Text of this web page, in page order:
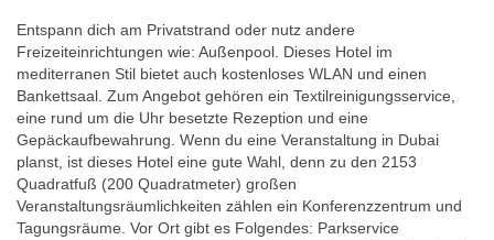
Entspann dich am Privatstrand oder nutz andere
Freizeiteinrichtungen wie: Außenpool. Dieses Hotel im
mediterranen Stil bietet auch kostenloses WLAN und einen
Bankettsaal. Zum Angebot gehören ein Textilreinigungsservice,
eine rund um die Uhr besetzte Rezeption und eine
Gepäckaufbewahrung. Wenn du eine Veranstaltung in Dubai
planst, ist dieses Hotel eine gute Wahl, denn zu den 2153
Quadratfuß (200 Quadratmeter) großen
Veranstaltungsräumlichkeiten zählen ein Konferenzzentrum und
Tagungsräume. Vor Ort gibt es Folgendes: Parkservice